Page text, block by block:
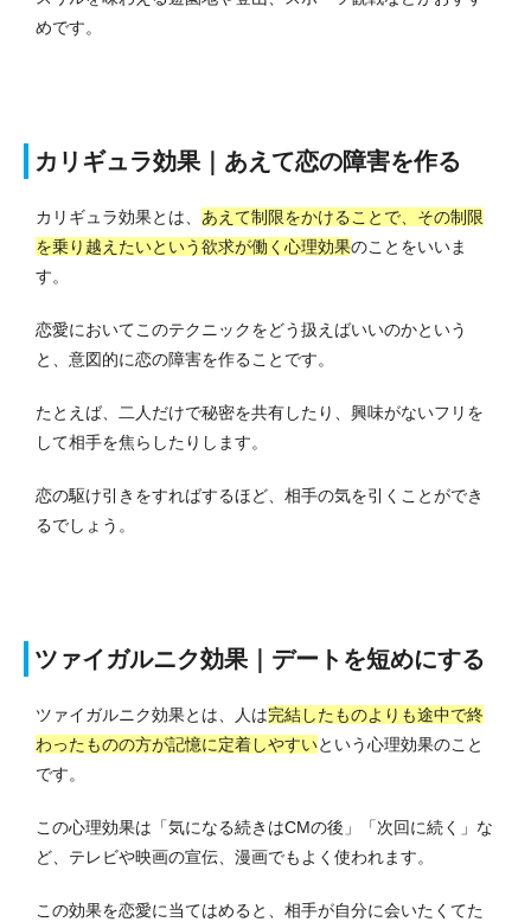
めです。
カリギュラ効果｜あえて恋の障害を作る
カリギュラ効果とは、 あえて制限をかけることで、その制限
を乗り越えたいという欲求が働く心理効果のことをいいま
す。
恋愛においてこのテクニックをどう扱えばいいのかという
と、意図的に恋の障害を作ることです。
たとえば、二人だけで秘密を共有したり、興味がないフリを
して相手を焦らしたりします。
恋の駆け引きをすればするほど、相手の気を引くことができ
るでしょう。
ツァイガルニク効果｜デートを短めにする
ツァイガルニク効果とは、人は完結したものよりも途中で終
わったものの方が記憶に定着しやすいという心理効果のこと
です。
この心理効果は「気になる続きはCMの後」「次回に続く」な
ど、テレビや映画の宣伝、漫画でもよく使われます。
この効果を恋愛に当てはめると、相手が自分に会いたくてた